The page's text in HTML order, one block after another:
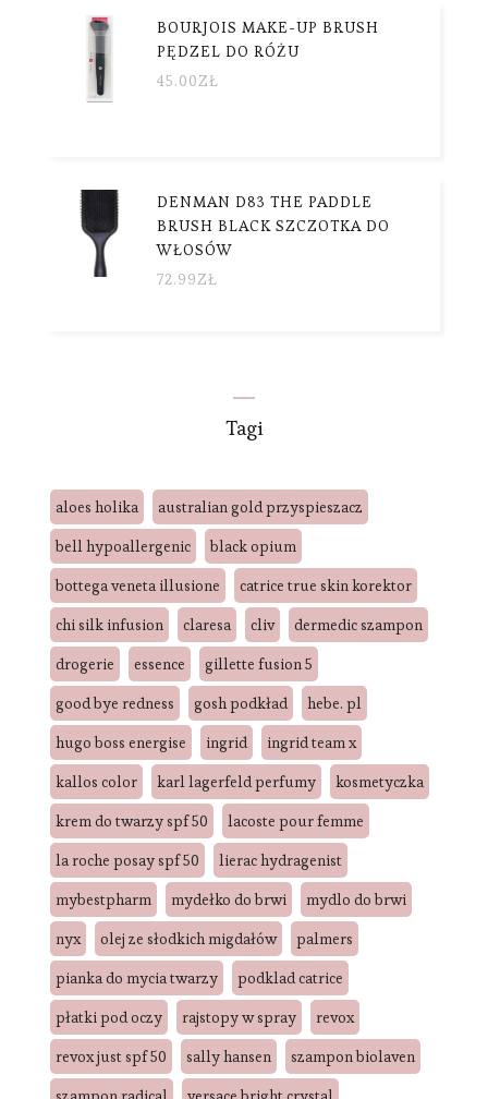
BOURJOIS MAKE-UP BRUSH
PĘDZEL DO RÓŻU
45.00ZŁ
DENMAN D83 THE PADDLE
BRUSH BLACK SZCZOTKA DO
WŁOSÓW
72.99ZŁ
Tagi
aloes holika
australian gold przyspieszacz
bell hypoallergenic
black opium
bottega veneta illusione
catrice true skin korektor
chi silk infusion
claresa cliv
dermedic szampon
drogerie
essence
gillette fusion 5
good bye redness
gosh podkład
hebe. pl
hugo boss energise
ingrid
ingrid team x
kallos color
karl lagerfeld perfumy
kosmetyczka
krem do twarzy spf 50
lacoste pour femme
la roche posay spf 50
lierac hydragenist
mybestpharm
mydełko do brwi
mydlo do brwi
nyx
olej ze słodkich migdałów
palmers
pianka do mycia twarzy
podklad catrice
płatki pod oczy
rajstopy w spray
revox
revox just spf 50
sally hansen
szampon biolaven